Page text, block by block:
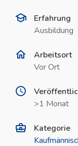
Erfahrung
Ausbildung
Arbeitsort
Vor Ort
>1 Monat
Kategorie